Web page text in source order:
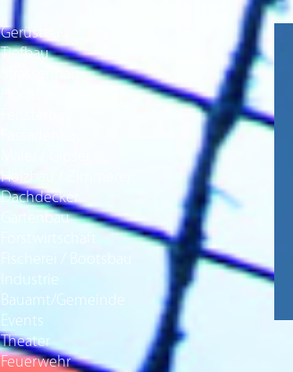
Gerüstbau
Tiefbau
Strassenbau
Holzbau / Zimmerei
Dachdecker
Gartenbau
Forstwirtschaft
Fischerei / Bootsbau
Industrie
Bauamt/Gemeinde
Events
Theater
Feuerwehr